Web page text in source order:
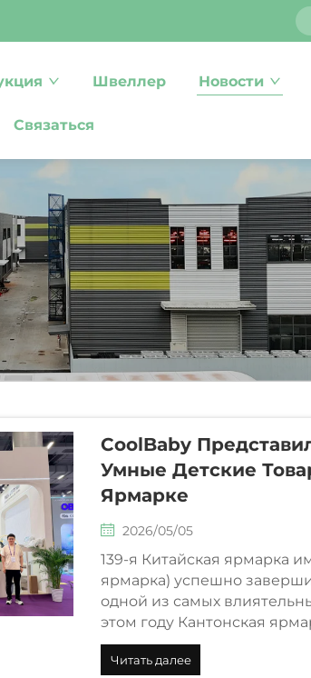
Швеллер Новости
Связаться
CoolBaby
Умные Детские
Ярмарке
2026/05/05
139-я Китайская ярмарка
ярмарка) успешно
одной из самых
этом году Кантонская
высокую динамику мировой
Читать далее